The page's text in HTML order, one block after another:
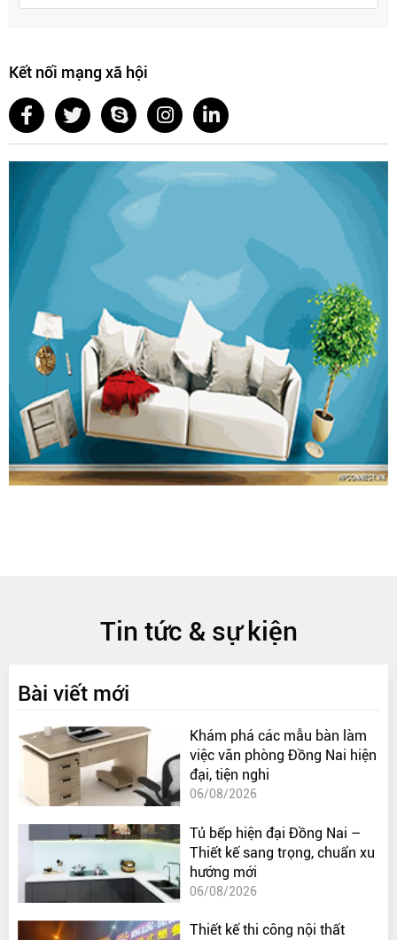
Kết nối mạng xã hội
Tin tức & sự kiện
Bài viết mới
Khám phá các mẫu bàn làm
việc văn phòng Đồng Nai hiện
đại, tiện nghi
06/08/2026
Tủ bếp hiện đại Đồng Nai –
Thiết kế sang trọng, chuẩn xu
hướng mới
06/08/2026
Thiết kế thi công nội thất